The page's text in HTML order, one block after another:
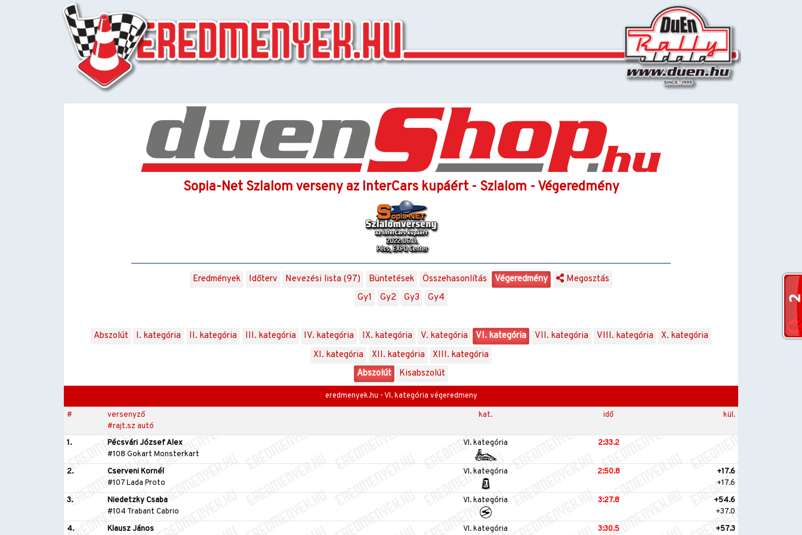
Sopia-Net Szlalom verseny az InterCars kupáért - Szlalom - Végeredmény
Eredmények Időterv Nevezési lista (97) Büntetések Összehasonlítás Végeredmény
Megosztás
Gy1
Gy2 Gy3 Gy4
Abszolút I. kategória II. kategória III. kategória IV. kategória IX. kategória V. kategória VI. kategória VII. kategória VIII. kategória
X. kategória
XI. kategória
XII. kategória
XIII. kategória
Abszolút
Kisabszolút
eredmenyek.hu - VI. kategória végeredmeny
#
versenyző
#rajt.sz autó
kat. idő kül.
1.
Pécsvári József Alex
#108 Gokart Monsterkart
VI. kategória 2:33.2
2.
Cserveni Kornél
#107 Lada Proto
VI. kategória 2:50.8
+17.6
+17.6
3.
Niedetzky Csaba
#104 Trabant Cabrio
VI. kategória 3:27.8
+54.6
+37.0
4.
Klausz János VI. kategória 3:30.5 +57.3